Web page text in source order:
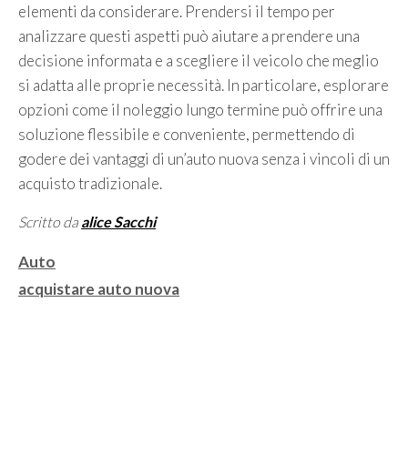
elementi da considerare. Prendersi il tempo per
analizzare questi aspetti può aiutare a prendere una
decisione informata e a scegliere il veicolo che meglio
si adatta alle proprie necessità. In particolare, esplorare
opzioni come il noleggio lungo termine può offrire una
soluzione flessibile e conveniente, permettendo di
godere dei vantaggi di un’auto nuova senza i vincoli di un
acquisto tradizionale.
Scritto da alice Sacchi
Categorie
Auto
Tag
acquistare auto nuova